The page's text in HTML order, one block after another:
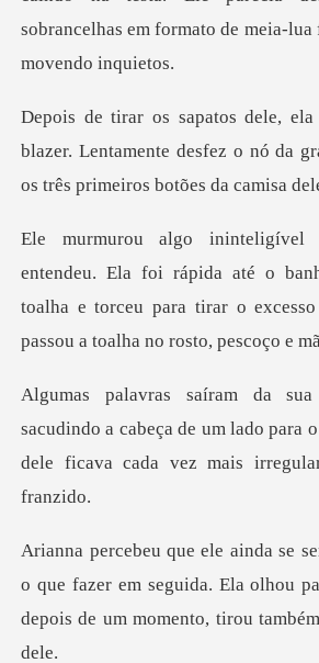
blazer. Lentamente desfez o nó da
ápida até o
toalha e torceu para tirar o exces
o a cabeça de um lado para
dele f
que fazer em seguida. Ela olhou
d